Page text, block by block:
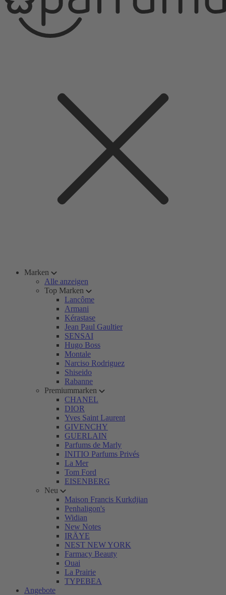
Marken
Alle anzeigen
Top Marken
Lancôme
Armani
Kérastase
Jean Paul Gaultier
SENSAI
Hugo Boss
Montale
Narciso Rodriguez
Shiseido
Rabanne
Premiummarken
CHANEL
DIOR
Yves Saint Laurent
GIVENCHY
GUERLAIN
Parfums de Marly
INITIO Parfums Privés
La Mer
Tom Ford
EISENBERG
Neu
Maison Francis Kurkdjian
Penhaligon's
Widian
New Notes
IRÄYE
NEST NEW YORK
Farmacy Beauty
Ouai
La Prairie
TYPEBEA
Angebote